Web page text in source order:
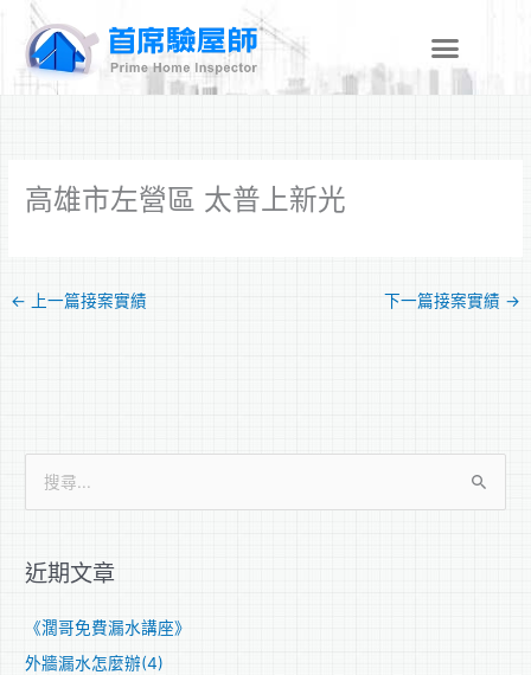
高雄市左營區 太普上新光
← 上一篇接案實績 下一篇接案實績 →
鍵
近期文章
《濶哥免費漏水講座》
外牆漏水怎麼辦(4)